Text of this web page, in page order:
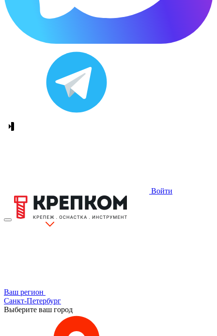
Войти
Ваш регион
Санкт-Петербург
Выберите ваш город